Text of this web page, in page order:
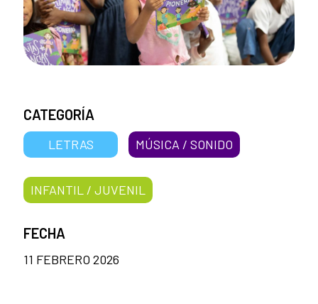
CATEGORÍA
LETRAS MÚSICA / SONIDO
INFANTIL / JUVENIL
FECHA
11 FEBRERO 2026